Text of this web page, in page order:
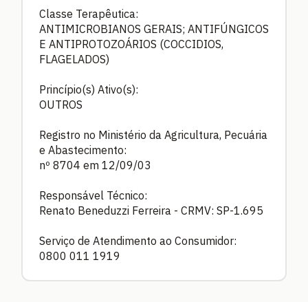
Classe Terapêutica:
ANTIMICROBIANOS GERAIS; ANTIFÚNGICOS
E ANTIPROTOZOÁRIOS (COCCIDIOS,
FLAGELADOS)
Princípio(s) Ativo(s):
OUTROS
Registro no Ministério da Agricultura, Pecuária
e Abastecimento:
nº 8704 em 12/09/03
Responsável Técnico:
Renato Beneduzzi Ferreira - CRMV: SP-1.695
Serviço de Atendimento ao Consumidor:
0800 011 1919